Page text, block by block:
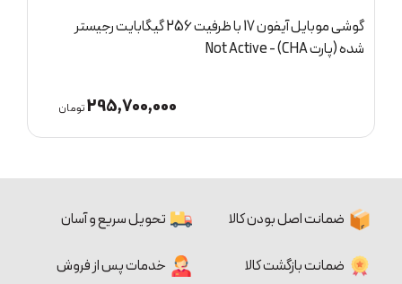
گوشی موبایل آیفون 17 پرو مکس با ظرفیت 256
گیگابایت (پارت ZAA) - Not Active
421,300,000تومان
ضمانت اصل بودن کالا تحویل سریع و آسان
ضمانت بازگشت کالا خدمات پس از فروش